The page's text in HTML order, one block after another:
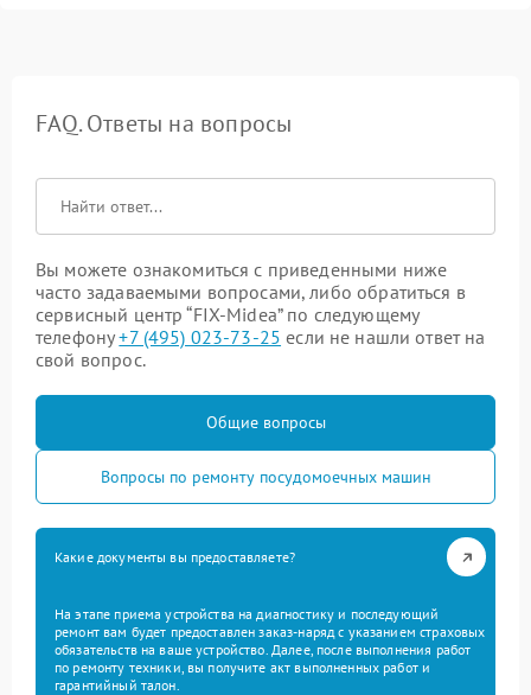
FAQ. Ответы на вопросы
Вы можете ознакомиться с приведенными ниже
часто задаваемыми вопросами, либо обратиться в
сервисный центр “FIX-Midea” по следующему
телефону+7 (495) 023-73-25 если не нашли ответ на
свой вопрос.
Общие вопросы
Вопросы по ремонту посудомоечных машин
Какие документы вы предоставляете?
На этапе приема устройства на диагностику и последующий
ремонт вам будет предоставлен заказ-наряд с указанием страховых
обязательств на ваше устройство. Далее, после выполнения работ
по ремонту техники, вы получите акт выполненных работ и
гарантийный талон.